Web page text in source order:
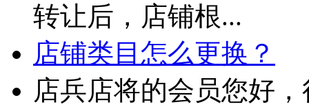
转让后，店铺根...
店铺类目怎么更换？
店兵店将的会员您好